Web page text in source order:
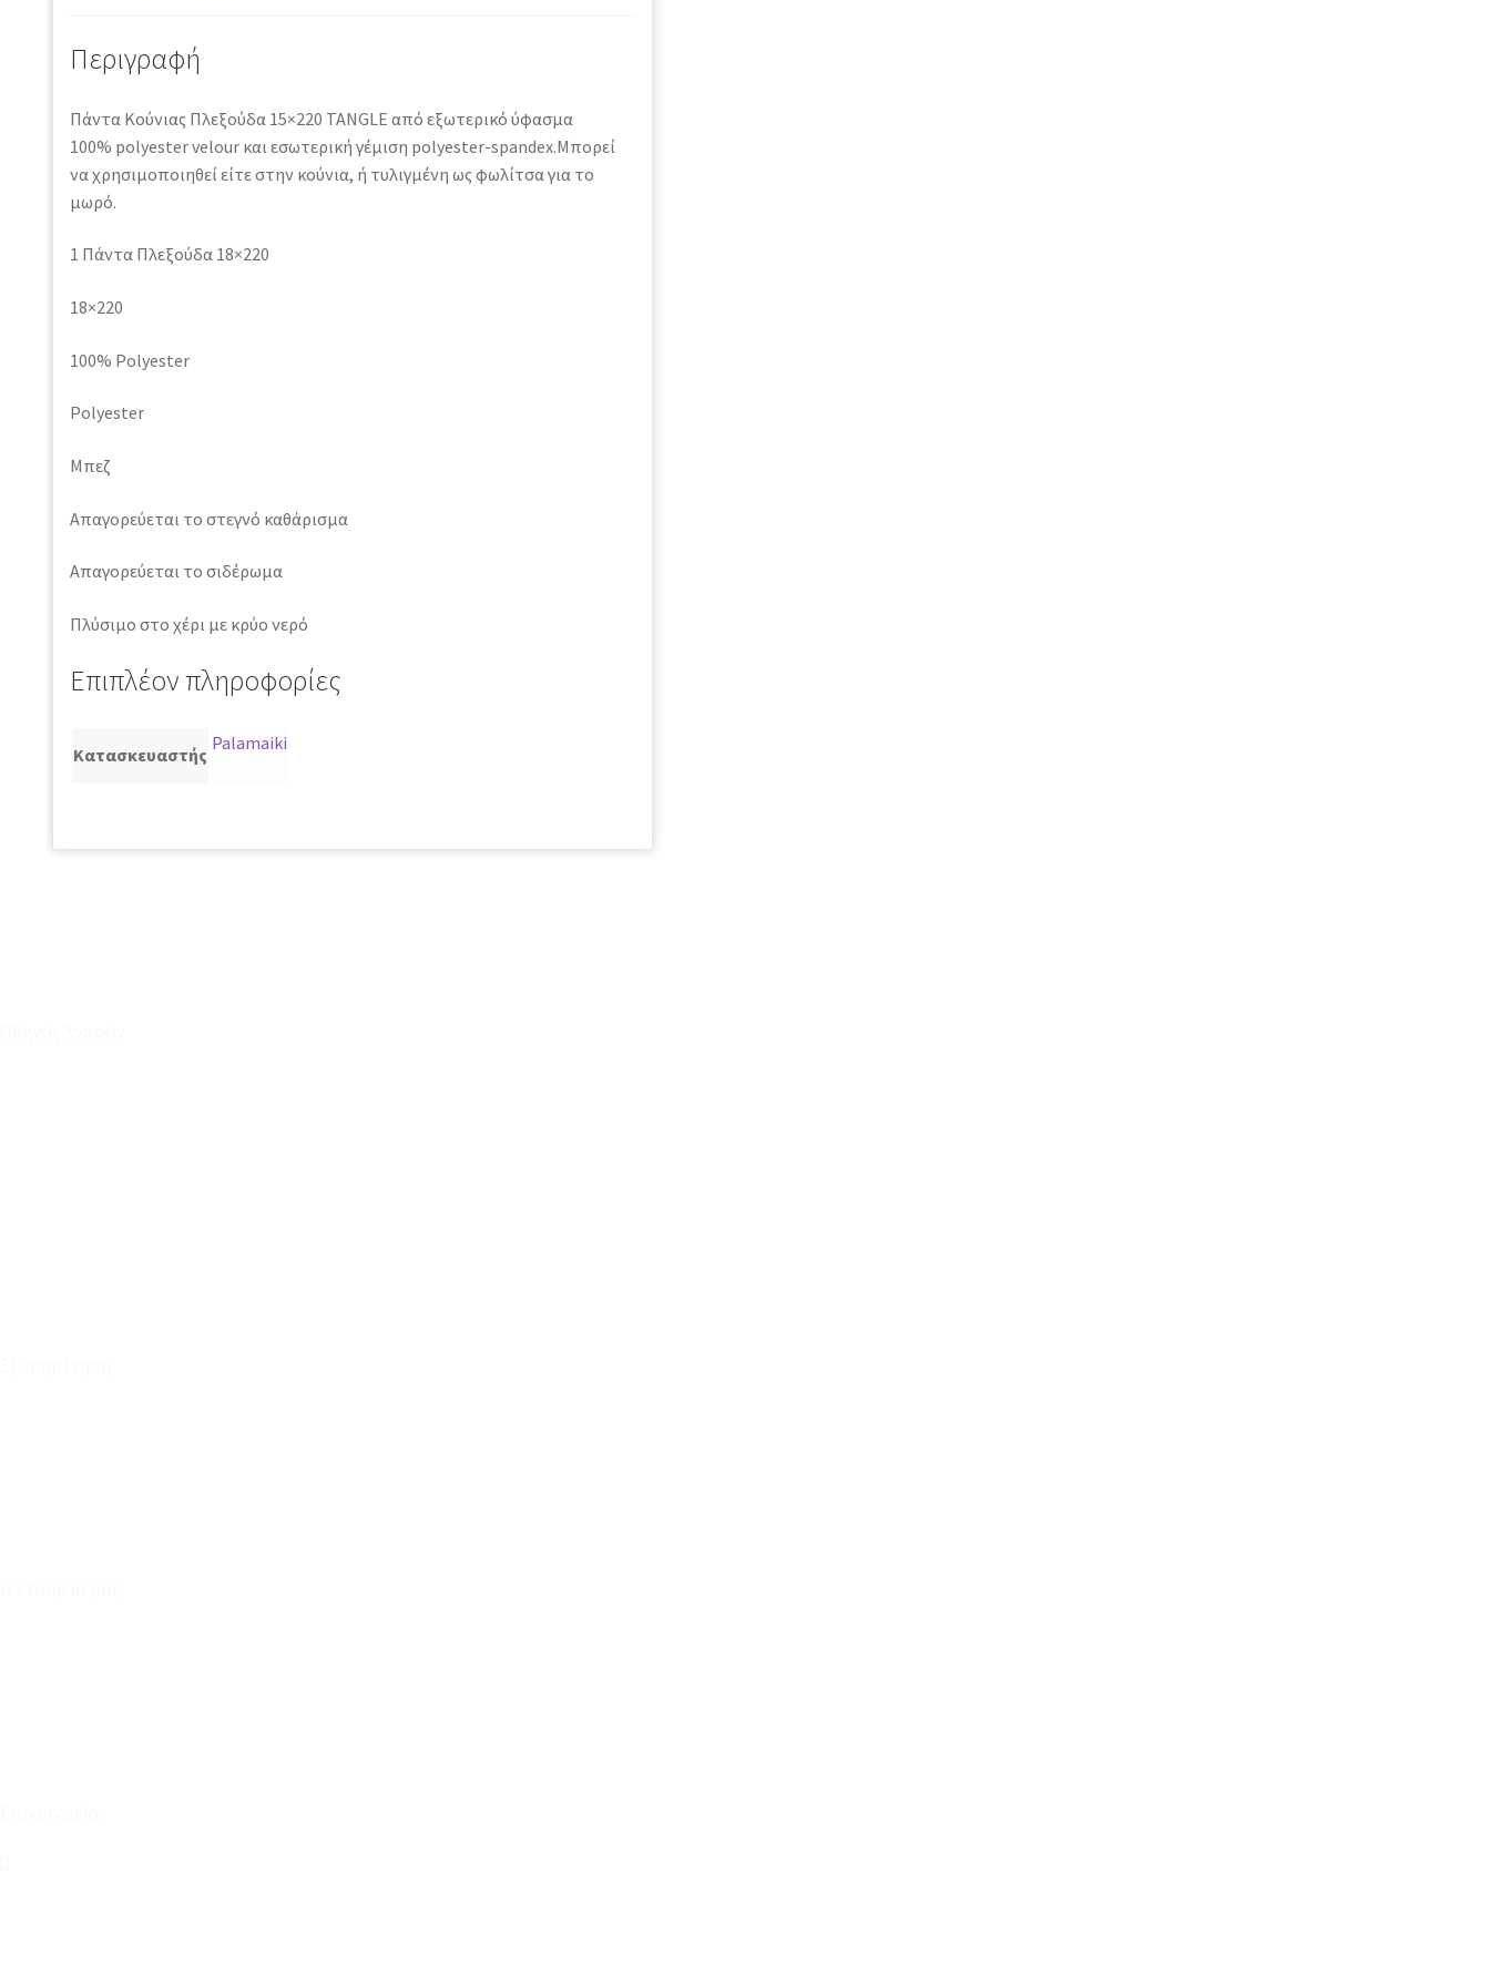
Περιγραφή
Πάντα Κούνιας Πλεξούδα 15×220 TANGLE από εξωτερικό ύφασμα
100% polyester velour και εσωτερική γέμιση polyester-spandex.Μπορεί
να χρησιμοποιηθεί είτε στην κούνια, ή τυλιγμένη ως φωλίτσα για το
μωρό.
1 Πάντα Πλεξούδα 18×220
18×220
100% Polyester
Polyester
Μπεζ
Απαγορεύεται το στεγνό καθάρισμα
Απαγορεύεται το σιδέρωμα
Πλύσιμο στο χέρι με κρύο νερό
Επιπλέον πληροφορίες
Κατασκευαστής
Palamaiki